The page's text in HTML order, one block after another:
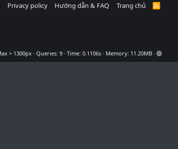
Privacy policy Hướng dẫn & FAQ Trang chủ
R
S
Queries 9 Time 0.1106s Memory 11.20MB